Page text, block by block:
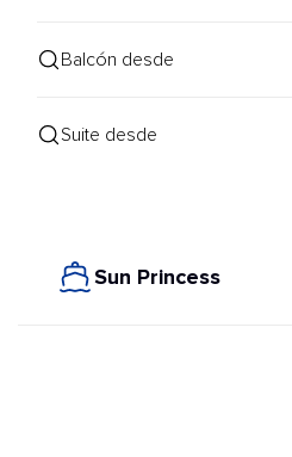
Balcón desde
Suite desde
Sun Princess